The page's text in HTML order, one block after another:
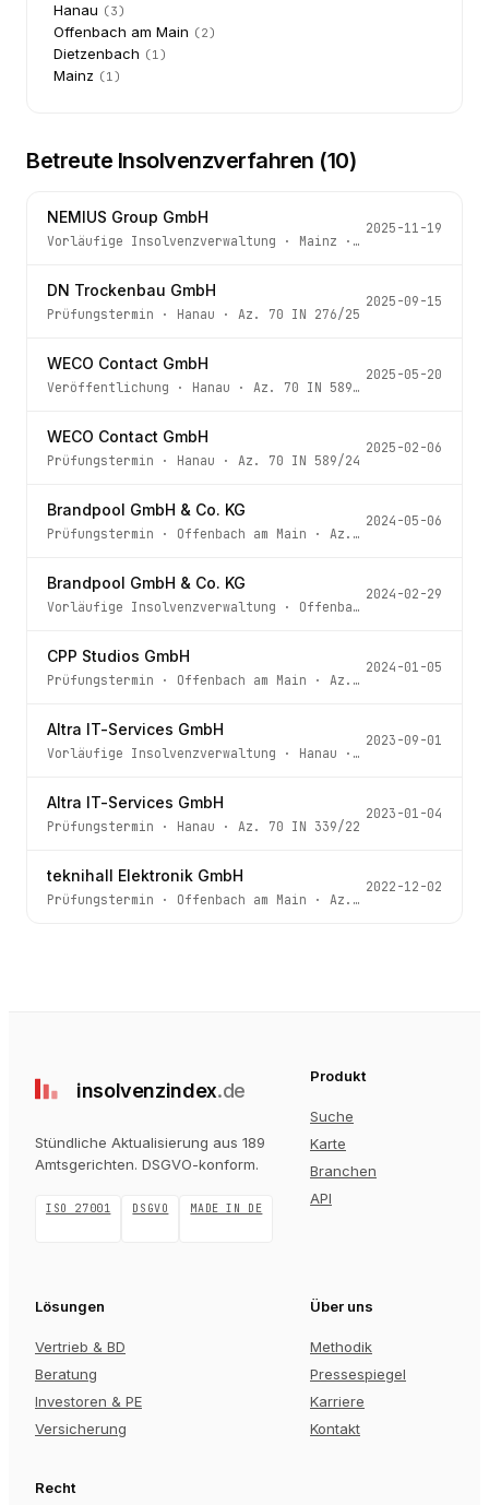
Hanau (3)
Offenbach am Main (2)
Dietzenbach (1)
Mainz (1)
Betreute Insolvenzverfahren (10)
NEMIUS Group GmbH
Vorläufige Insolvenzverwaltung · Mainz · Az.
2025-11-19
DN Trockenbau GmbH
Prüfungstermin · Hanau · Az. 70 IN 276/25
2025-09-15
WECO Contact GmbH
Veröffentlichung · Hanau · Az. 70 IN 589/24
2025-05-20
WECO Contact GmbH
Prüfungstermin · Hanau · Az. 70 IN 589/24
2025-02-06
Brandpool GmbH & Co. KG
Prüfungstermin · Offenbach am Main · Az.
2024-05-06
Brandpool GmbH & Co. KG
Vorläufige Insolvenzverwaltung · Offenbach am Main
2024-02-29
CPP Studios GmbH
Prüfungstermin · Offenbach am Main · Az.
2024-01-05
Altra IT-Services GmbH
Vorläufige Insolvenzverwaltung · Hanau · Az.
2023-09-01
Altra IT-Services GmbH
Prüfungstermin · Hanau · Az. 70 IN 339/22
2023-01-04
teknihall Elektronik GmbH
Prüfungstermin · Offenbach am Main · Az.
2022-12-02
insolvenzindex.de
Stündliche Aktualisierung aus 189
Amtsgerichten. DSGVO-konform.
ISO 27001 DSGVO MADE IN DE
Produkt
Suche
Karte
Branchen
API
Lösungen
Vertrieb & BD
Beratung
Investoren & PE
Versicherung
Über uns
Methodik
Pressespiegel
Karriere
Kontakt
Recht